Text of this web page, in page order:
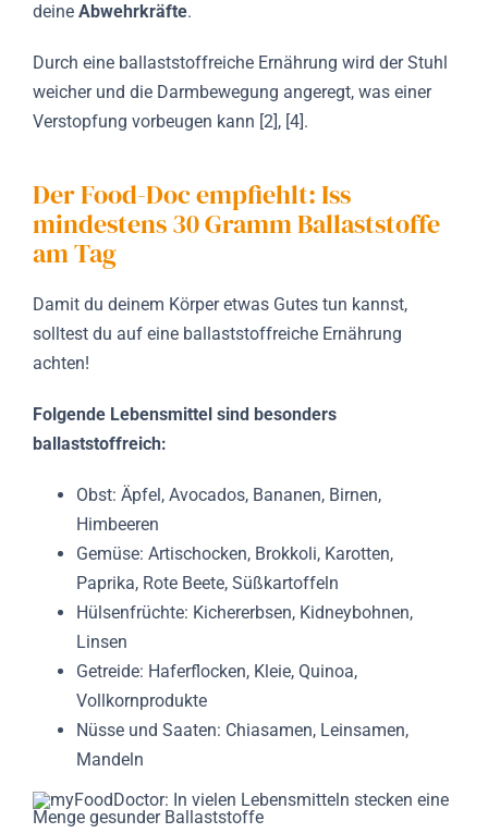
deine Abwehrkräfte.
Durch eine ballaststoffreiche Ernährung wird der Stuhl
weicher und die Darmbewegung angeregt, was einer
Verstopfung vorbeugen kann [2], [4].
Der Food-Doc empfiehlt: Iss
mindestens 30 Gramm Ballaststoffe
am Tag
Damit du deinem Körper etwas Gutes tun kannst,
solltest du auf eine ballaststoffreiche Ernährung
achten!
Folgende Lebensmittel sind besonders
ballaststoffreich:
Obst: Äpfel, Avocados, Bananen, Birnen,
Himbeeren
Gemüse: Artischocken, Brokkoli, Karotten,
Paprika, Rote Beete, Süßkartoffeln
Hülsenfrüchte: Kichererbsen, Kidneybohnen,
Linsen
Getreide: Haferflocken, Kleie, Quinoa,
Vollkornprodukte
Nüsse und Saaten: Chiasamen, Leinsamen,
Mandeln